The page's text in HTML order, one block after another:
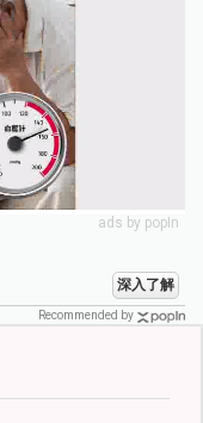
ads by popIn
深入了解
Recommended by